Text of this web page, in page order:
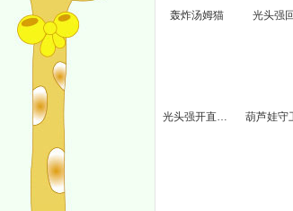
轰炸汤姆猫 光头强
光头强开直升机